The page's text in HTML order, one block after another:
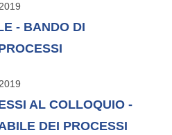
- BANDO DI
AL COLLOQUIO -
DEI PROCESSI